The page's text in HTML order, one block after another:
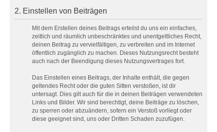
2. Einstellen von Beiträgen
Mit dem Erstellen deines Beitrags erteilst du uns ein einfaches,
zeitlich und räumlich unbeschränktes und unentgeltliches Recht,
deinen Beitrag zu vervielfältigen, zu verbreiten und im Internet
öffentlich zugänglich zu machen. Dieses Nutzungsrecht besteht
auch nach der Beendigung dieses Nutzungsvertrages fort.
Das Einstellen eines Beitrags, der Inhalte enthält, die gegen
geltendes Recht oder die guten Sitten verstoßen, ist dir
untersagt. Dies gilt auch für die in deinen Beiträgen verwendeten
Links und Bilder. Wir sind berechtigt, deine Beiträge zu löschen,
zu sperren oder abzuändern, sofern ein Verstoß vorliegt oder
diese geeignet sind, uns oder Dritten Schaden zuzufügen.